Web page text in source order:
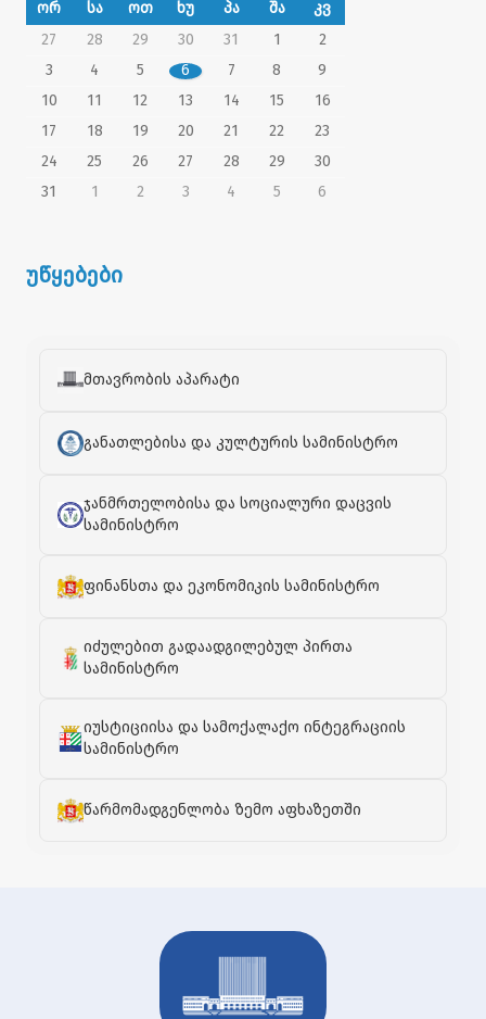
ორ სა ოთ ხუ პა შა
კვ
27
28 29 30 31 1
2
3
4 5 6 7 8
9
10
11 12 13 14 15
16
17
18 19 20 21 22
23
24
25 26 27 28 29
30
31
1 2 3 4 5 6
უწყებები
მთავრობის აპარატი
განათლებისა და კულტურის სამინისტრო
ჯანმრთელობისა და სოციალური დაცვის
სამინისტრო
ფინანსთა და ეკონომიკის სამინისტრო
იძულებით გადაადგილებულ პირთა
სამინისტრო
იუსტიციისა და სამოქალაქო ინტეგრაციის
სამინისტრო
წარმომადგენლობა ზემო აფხაზეთში